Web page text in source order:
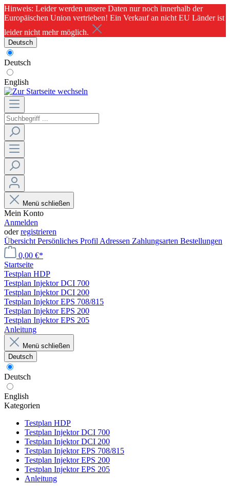
Hinweis: Leider werden unsere Daten nur noch innerhalb der
Europäischen Union vertrieben! Ein Verkauf an nicht EU Länder ist
leider nicht mehr möglich.
Deutsch
Deutsch
English
Menü schließen
Mein Konto
Anmelden
oderregistrieren
Übersicht Persönliches Profil Adressen Zahlungsarten Bestellungen
0,00 €*
Startseite
Testplan HDP
Testplan Injektor DCI 700
Testplan Injektor DCI 200
Testplan Injektor EPS 708/815
Testplan Injektor EPS 200
Testplan Injektor EPS 205
Anleitung
Menü schließen
Deutsch
Deutsch
English
Kategorien
Testplan HDP
Testplan Injektor DCI 700
Testplan Injektor DCI 200
Testplan Injektor EPS 708/815
Testplan Injektor EPS 200
Testplan Injektor EPS 205
Anleitung